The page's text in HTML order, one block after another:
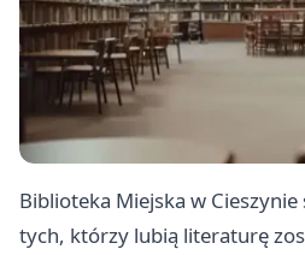
Biblioteka Miejska w
tych, którzy lubią literaturę